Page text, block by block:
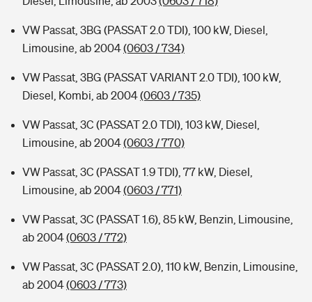
VW Passat, 3BG (PASSAT 2.0 TDI), 100 kW, Diesel,
Limousine, ab 2004(0603 / 734)
VW Passat, 3BG (PASSAT VARIANT 2.0 TDI), 100 kW,
Diesel, Kombi, ab 2004(0603 / 735)
VW Passat, 3C (PASSAT 2.0 TDI), 103 kW, Diesel,
Limousine, ab 2004(0603 / 770)
VW Passat, 3C (PASSAT 1.9 TDI), 77 kW, Diesel,
Limousine, ab 2004(0603 / 771)
VW Passat, 3C (PASSAT 1.6), 85 kW, Benzin, Limousine,
ab 2004(0603 / 772)
VW Passat, 3C (PASSAT 2.0), 110 kW, Benzin, Limousine,
ab 2004(0603 / 773)